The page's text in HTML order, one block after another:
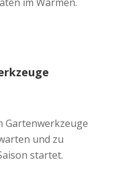
Gartenwerkzeuge
und zu
startet.